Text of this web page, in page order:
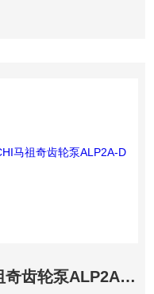
即刻发货MARZOCCHI马祖奇齿轮泵ALP2A-D现货